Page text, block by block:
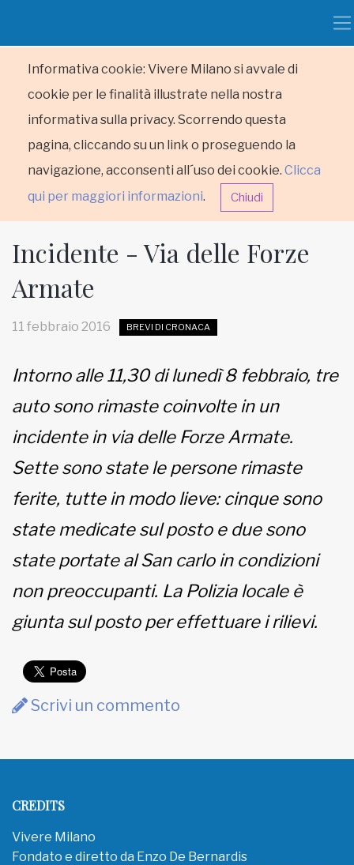
Informativa cookie: Vivere Milano si avvale di
cookie per le finalità illustrate nella nostra
informativa sulla privacy. Scorrendo questa
pagina, cliccando su un link o proseguendo la
navigazione, acconsenti all´uso dei cookie. Clicca
qui per maggiori informazioni. Chiudi
HOME
MUNICIPI
Inviateci le vostre segnalazioni
www.viveremilano.info
Bernardis
Imbonati, 89 20159 Milano (Italia)
Informativa sulla privacy
Incidente - Via delle Forze
Armate
11 febbraio 2016 BREVI DI CRONACA
Intorno alle 11,30 di lunedì 8 febbraio, tre
auto sono rimaste coinvolte in un
incidente in via delle Forze Armate.
Sette sono state le persone rimaste
ferite, tutte in modo lieve: cinque sono
state medicate sul posto e due sono
state portate al San carlo in condizioni
non preoccupanti. La Polizia locale è
giunta sul posto per effettuare i rilievi.
Scrivi un commento
CREDITS
Vivere Milano
Fondato e diretto da Enzo De Bernardis